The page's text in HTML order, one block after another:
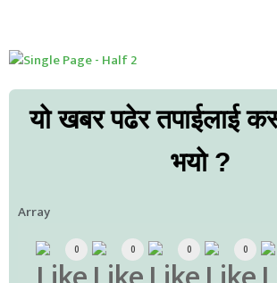
यो खबर पढेर तपाईलाई
भयो ?
Array
0 0 0 0